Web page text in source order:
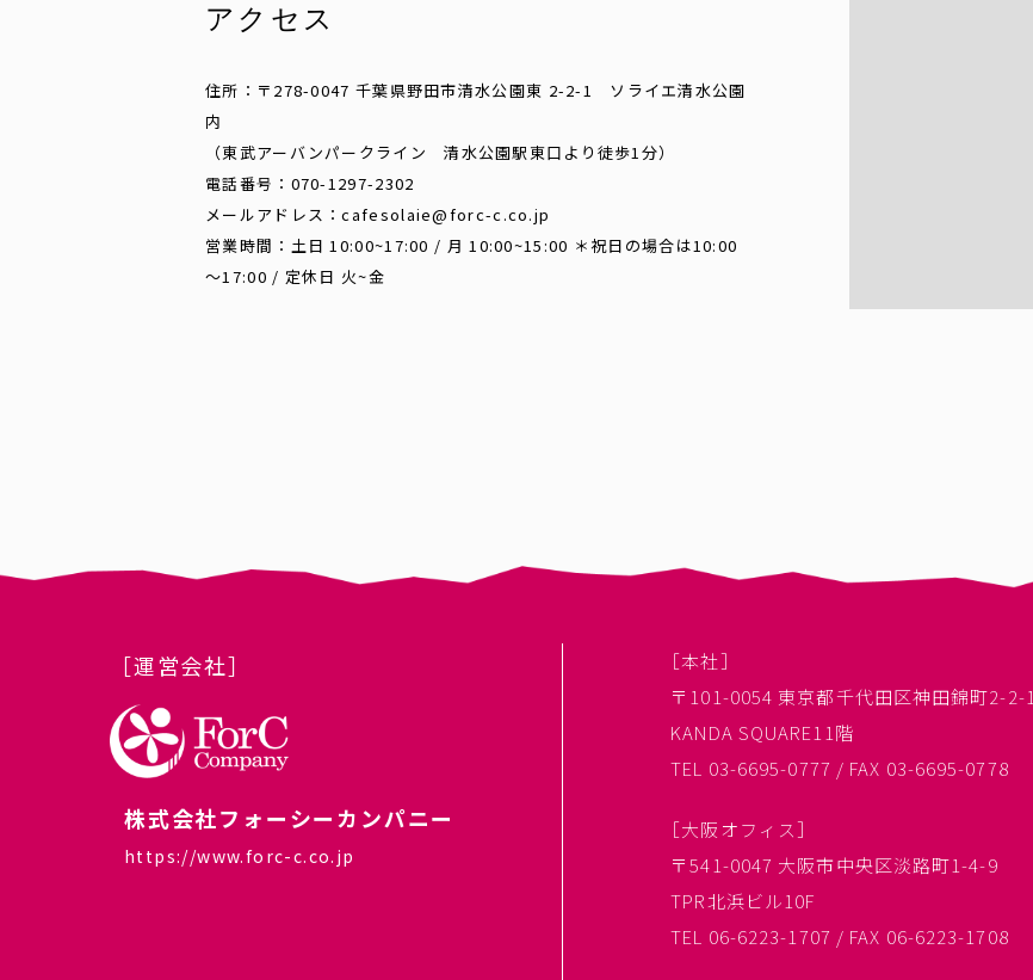
アクセス
住所：〒278-0047 千葉県野田市清水公園東 2-2-1 ソライエ清水公園
内
（東武アーバンパークライン 清水公園駅東口より徒歩1分）
電話番号：070-1297-2302
メールアドレス：cafesolaie@forc-c.co.jp
営業時間：土日 10:00~17:00 / 月 10:00~15:00 ＊祝日の場合は10:00
～17:00 / 定休日 火~金
［運営会社］
株式会社フォーシーカンパニー
https://www.forc-c.co.jp
［本社］
〒101-0054 東京都千代田区神田錦町2-2-1
KANDA SQUARE11階
TEL 03-6695-0777 / FAX 03-6695-0778
［大阪オフィス］
〒541-0047 大阪市中央区淡路町1-4-9
TPR北浜ビル10F
TEL 06-6223-1707 / FAX 06-6223-1708